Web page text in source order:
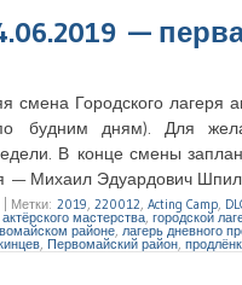
—
смена Городского лагеря
будним дням). Для
В конце смены
— Михаил Эдуардович
Метки: 2019 220012 Acting Camp
мастерства городской
районе лагерь дневного
Первомайский район